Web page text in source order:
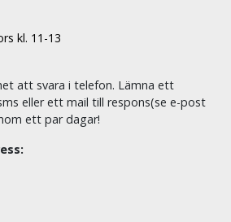
kl. 11-13
att svara i telefon. Lämna ett
eller ett mail till respons(se e-post
ett par dagar!